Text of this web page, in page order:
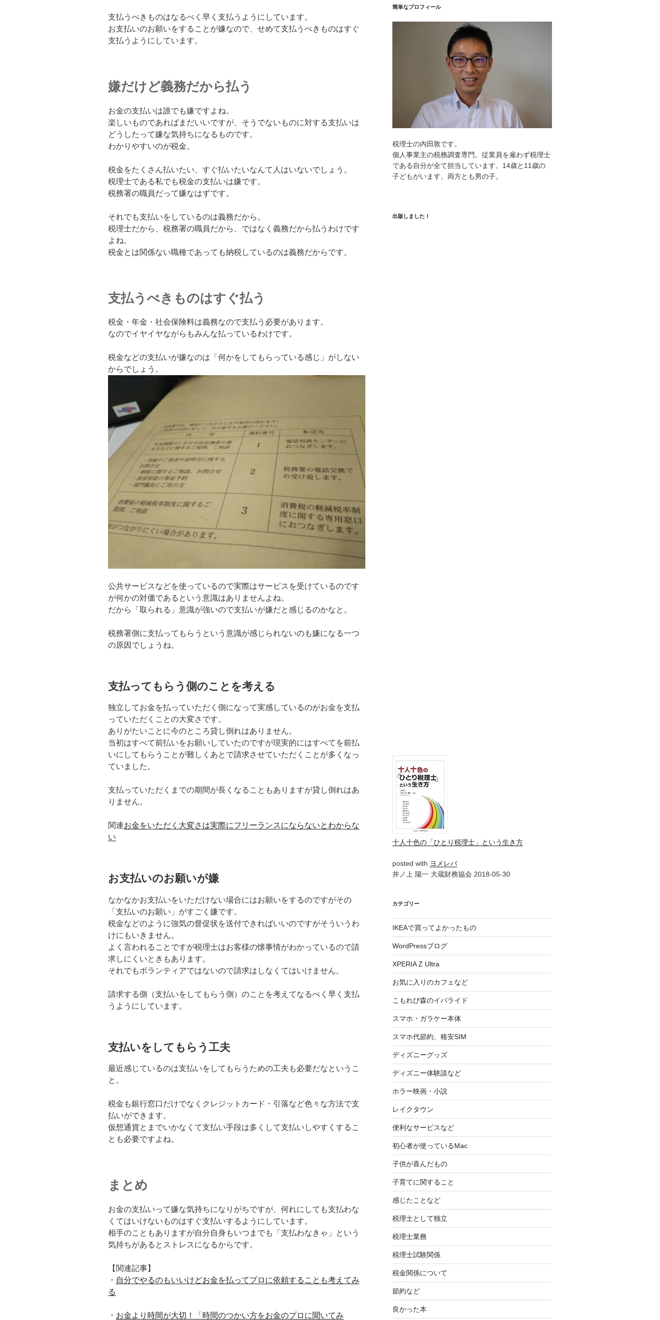
支払うべきものはなるべく早く支払うようにしています。
お支払いのお願いをすることが嫌なので、せめて支払うべきものはすぐ
支払うようにしています。
嫌だけど義務だから払う
お金の支払いは誰でも嫌ですよね。
楽しいものであればまだいいですが、そうでないものに対する支払いは
どうしたって嫌な気持ちになるものです。
わかりやすいのが税金。
税金をたくさん払いたい、すぐ払いたいなんて人はいないでしょう。
税理士である私でも税金の支払いは嫌です。
税務署の職員だって嫌なはずです。
それでも支払いをしているのは義務だから。
税理士だから、税務署の職員だから、ではなく義務だから払うわけです
よね。
税金とは関係ない職種であっても納税しているのは義務だからです。
支払うべきものはすぐ払う
税金・年金・社会保険料は義務なので支払う必要があります。
なのでイヤイヤながらもみんな払っているわけです。
税金などの支払いが嫌なのは「何かをしてもらっている感じ」がしない
からでしょう。
公共サービスなどを使っているので実際はサービスを受けているのです
が何かの対価であるという意識はありませんよね。
だから「取られる」意識が強いので支払いが嫌だと感じるのかなと。
税務署側に支払ってもらうという意識が感じられないのも嫌になる一つ
の原因でしょうね。
支払ってもらう側のことを考える
独立してお金を払っていただく側になって実感しているのがお金を支払
っていただくことの大変さです。
ありがたいことに今のところ貸し倒れはありません。
当初はすべて前払いをお願いしていたのですが現実的にはすべてを前払
いにしてもらうことが難しくあとで請求させていただくことが多くなっ
ていました。
支払っていただくまでの期間が長くなることもありますが貸し倒れはあ
りません。
関連お金をいただく大変さは実際にフリーランスにならないとわからな
い
お支払いのお願いが嫌
なかなかお支払いをいただけない場合にはお願いをするのですがその
「支払いのお願い」がすごく嫌です。
税金などのように強気の督促状を送付できればいいのですがそういうわ
けにもいきません。
よく言われることですが税理士はお客様の懐事情がわかっているので請
求しにくいときもあります。
それでもボランティアではないので請求はしなくてはいけません。
請求する側（支払いをしてもらう側）のことを考えてなるべく早く支払
うようにしています。
支払いをしてもらう工夫
最近感じているのは支払いをしてもらうための工夫も必要だなというこ
と。
税金も銀行窓口だけでなくクレジットカード・引落など色々な方法で支
払いができます。
仮想通貨とまでいかなくて支払い手段は多くして支払いしやすくするこ
とも必要ですよね。
まとめ
お金の支払いって嫌な気持ちになりがちですが、何れにしても支払わな
くてはいけないものはすぐ支払いするようにしています。
相手のこともありますが自分自身もいつまでも「支払わなきゃ」という
気持ちがあるとストレスになるからです。
【関連記事】
・ 自分でやるのもいいけどお金を払ってプロに依頼することも考えてみ
る
・ お金より時間が大切！「時間のつかい方をお金のプロに聞いてみ
簡単なプロフィール
税理士の内田敦です。
個人事業主の税務調査専門。従業員を雇わず税理士
である自分が全て担当しています。14歳と11歳の
子どもがいます。両方とも男の子。
出版しました！
十人十色の「ひとり税理士」という生き方
posted with ヨメレバ
井ノ上 陽一 大蔵財務協会 2018-05-30
カテゴリー
IKEAで買ってよかったもの
WordPressブログ
XPERIA Z Ultra
お気に入りのカフェなど
こもれび森のイバライド
スマホ・ガラケー本体
スマホ代節約、格安SIM
ディズニーグッズ
ディズニー体験談など
ホラー映画・小説
レイクタウン
便利なサービスなど
初心者が使っているMac
子供が喜んだもの
子育てに関すること
感じたことなど
税理士として独立
税理士業務
税理士試験関係
税金関係について
節約など
良かった本